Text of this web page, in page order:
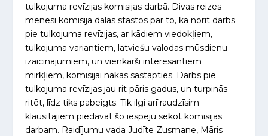
tulkojuma revīzijas komisijas darbā. Divas reizes
mēnesī komisija dalās stāstos par to, kā norit darbs
pie tulkojuma revīzijas, ar kādiem viedokļiem,
tulkojuma variantiem, latviešu valodas mūsdienu
izaicinājumiem, un vienkārši interesantiem
mirkļiem, komisijai nākas sastapties. Darbs pie
tulkojuma revīzijas jau rit pāris gadus, un turpinās
ritēt, līdz tiks pabeigts. Tik ilgi arī raudzīsim
klausītājiem piedāvāt šo iespēju sekot komisijas
darbam. Raidījumu vada Judīte Zusmane, Māris